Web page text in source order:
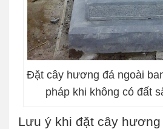
Đặt cây hương đá ngoài
pháp khi không có đất
Lưu ý khi đặt cây